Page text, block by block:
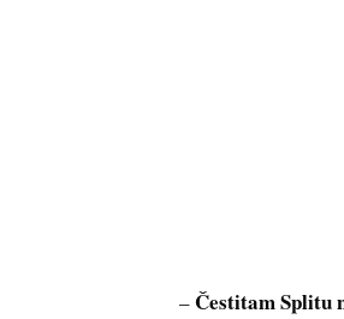
–Čestitam Splitu